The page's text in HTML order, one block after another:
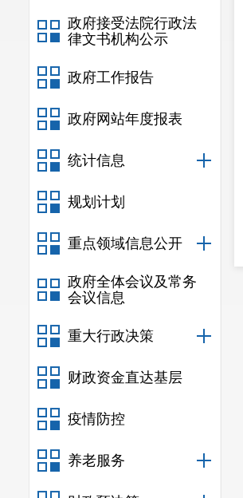
政府接受法院行政法
律文书机构公示
政府工作报告
政府网站年度报表
统计信息
规划计划
重点领域信息公开
政府全体会议及常务
会议信息
重大行政决策
财政资金直达基层
疫情防控
养老服务